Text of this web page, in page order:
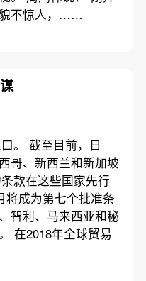
貌不惊人，……
。 截至目前，日
哥、新西兰和新加坡
款在这些国家先行
将成为第七个批准条
智利、马来西亚和秘
在2018年全球贸易